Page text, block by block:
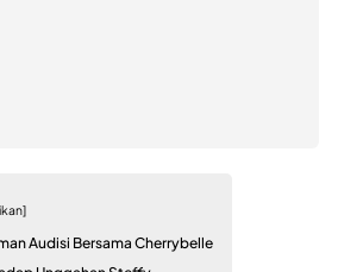
Audisi Bersama Cherrybelle